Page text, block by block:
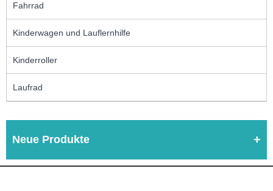
Fahrrad
Kinderwagen und Lauflernhilfe
Kinderroller
Laufrad
Neue Produkte